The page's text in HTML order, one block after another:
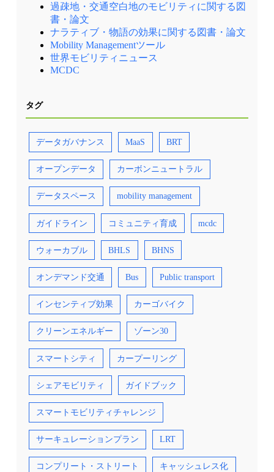
過疎地・交通空白地のモビリティに関する図
書・論文
ナラティブ・物語の効果に関する図書・論文
Mobility Managementツール
世界モビリティニュース
MCDC
タグ
データガバナンス MaaS BRT
オープンデータ カーボンニュートラル
データスペース mobility management
ガイドライン コミュニティ育成 mcdc
ウォーカブル BHLS BHNS
オンデマンド交通 Bus Public transport
インセンティブ効果 カーゴバイク
クリーンエネルギー ゾーン30
スマートシティ カープーリング
シェアモビリティ ガイドブック
スマートモビリティチャレンジ
サーキュレーションプラン LRT
コンプリート・ストリート キャッシュレス化